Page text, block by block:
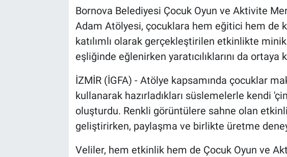
Bornova Belediyesi Çocuk Oyun ve Aktivite
Adam Atölyesi, çocuklara hem eğitici hem de
katılımlı olarak gerçekleştirilen etkinlikte
eşliğinde eğlenirken yaratıcılıklarını da ortaya
İZMİR (İGFA) - Atölye kapsamında çocuklar
kullanarak hazırladıkları süslemelerle kendi
oluşturdu. Renkli görüntülere sahne olan
geliştirirken, paylaşma ve birlikte üretme
Veliler, hem etkinlik hem de Çocuk Oyun ve